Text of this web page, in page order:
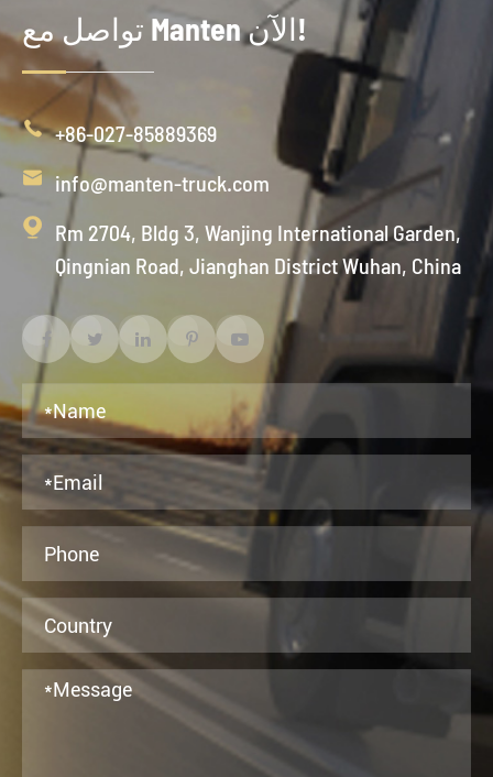
تواصل مع Manten الآن!
 +86-027-85889369
 info@manten-truck.com

Rm 2704, Bldg 3, Wanjing International Garden,
Qingnian Road, Jianghan District Wuhan, China